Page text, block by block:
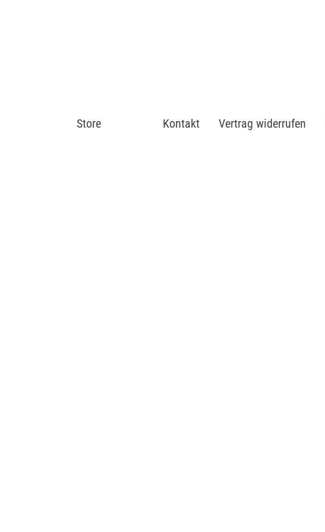
Store Kontakt Vertrag widerrufen